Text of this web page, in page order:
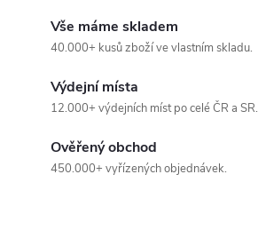
Vše máme skladem
40.000+ kusů zboží ve vlastním skladu.
Výdejní místa
12.000+ výdejních míst po celé ČR a SR.
Ověřený obchod
450.000+ vyřízených objednávek.